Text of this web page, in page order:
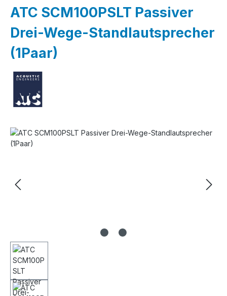
ATC SCM100PSLT Passiver
Drei-Wege-Standlautsprecher
(1Paar)
Bildergalerie überspringen